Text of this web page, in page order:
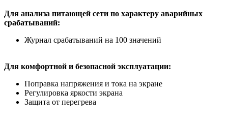
Для анализа питающей сети по характеру аварийных
срабатываний:
Журнал срабатываний на 100 значений
Для комфортной и безопасной эксплуатации:
Поправка напряжения и тока на экране
Регулировка яркости экрана
Защита от перегрева